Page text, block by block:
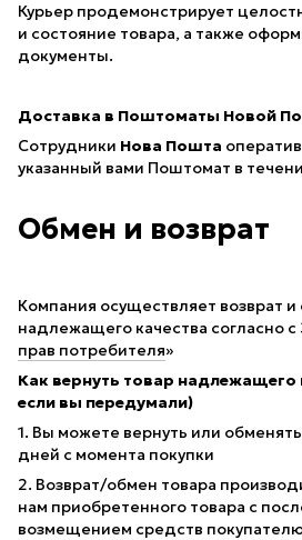
Курьер продемонстрирует
и состояние товара, а также
документы.
Доставка в Поштоматы Новой
Сотрудники Нова Пошта
указанный вами Поштомат в
Обмен и возврат
Компания осуществляет возврат
надлежащего качества согласно
прав потребителя»
Как вернуть товар надлежащего
если вы передумали)
1. Вы можете вернуть или
дней с момента покупки
2. Возврат/обмен товара
нам приобретенного товара с
возмещением средств